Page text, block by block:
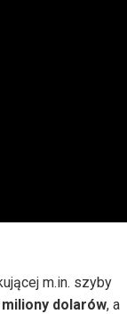
m.in. szyby
dolarów, a